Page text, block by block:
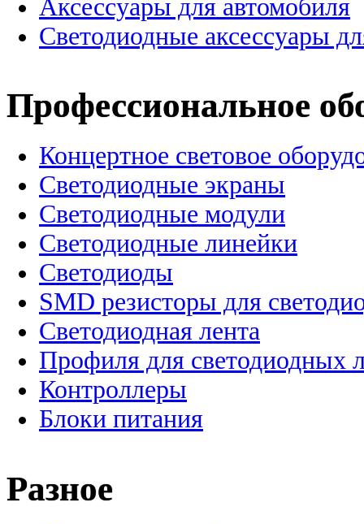
Аксессуары для автомобиля
Светодиодные аксессуары
Профессиональное
Концертное световое
Cветодиодные экраны
Светодиодные модули
Светодиодные линейки
Светодиоды
SMD резисторы для
Светодиодная лента
Профиля для светодиодных
Контроллеры
Блоки питания
Разное